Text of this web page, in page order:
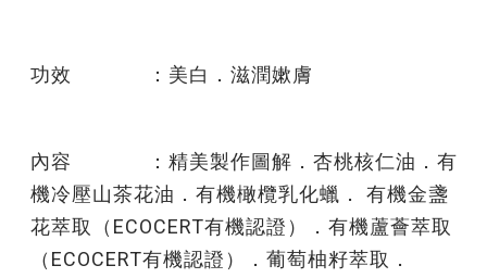
功效 ：美白．滋潤嫰膚
內容 ：精美製作圖解．杏桃核仁油．有
機冷壓山茶花油．有機橄欖乳化蠟． 有機金盞
花萃取（ECOCERT有機認證）．有機蘆薈萃取
（ECOCERT有機認證）．葡萄柚籽萃取．